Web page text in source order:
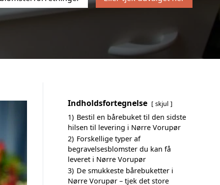
Indholdsfortegnelse skjul
1) Bestil en bårebuket til den sidste
hilsen til levering i Nørre Vorupør
2) Forskellige typer af
begravelsesblomster du kan få
leveret i Nørre Vorupør
3) De smukkeste bårebuketter i
Nørre Vorupør – tjek det store